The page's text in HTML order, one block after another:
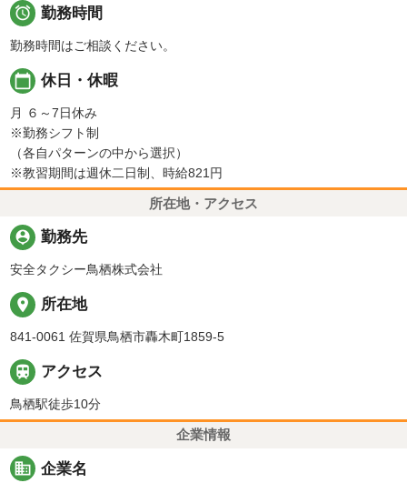
 勤務時間
勤務時間はご相談ください。
calendar_today 休日・休暇
月 ６～7日休み
※勤務シフト制
（各自パターンの中から選択）
※教習期間は週休二日制、時給821円
所在地・アクセス
person_pin 勤務先
安全タクシー鳥栖株式会社
place 所在地
841-0061 佐賀県鳥栖市轟木町1859-5
 アクセス
鳥栖駅徒歩10分
企業情報
business 企業名